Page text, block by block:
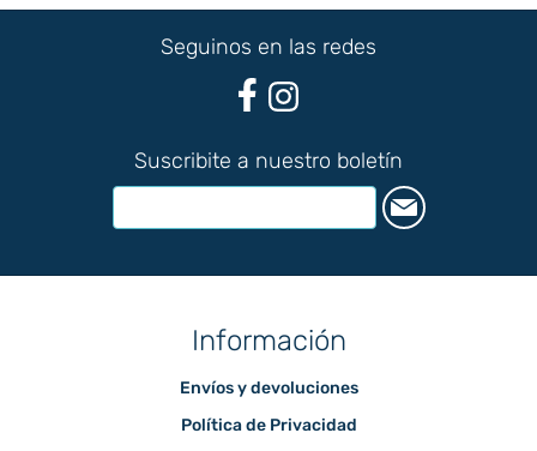
Seguinos en las redes
Suscribite a nuestro boletín
Información
Envíos y devoluciones
Política de Privacidad